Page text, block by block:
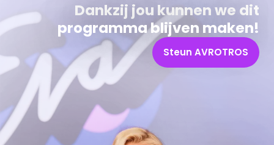
Dankzij jou kunnen we dit
programma blijven maken!
Steun AVROTROS